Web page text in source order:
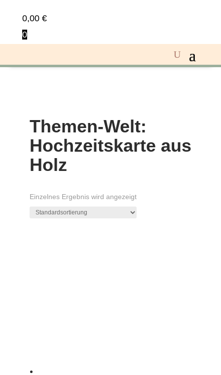
0,00 €
0
Themen-Welt:
Hochzeitskarte aus
Holz
Einzelnes Ergebnis wird angezeigt